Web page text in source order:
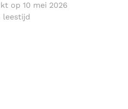
op 10 mei 2026
leestijd